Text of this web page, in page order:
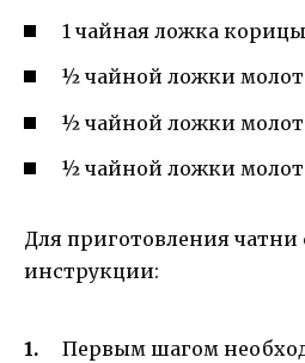
1 чайная ложка
½ чайной ложки
½ чайной ложки
½ чайной ложки
Для приготовления чатни
инструкции:
Первым шагом